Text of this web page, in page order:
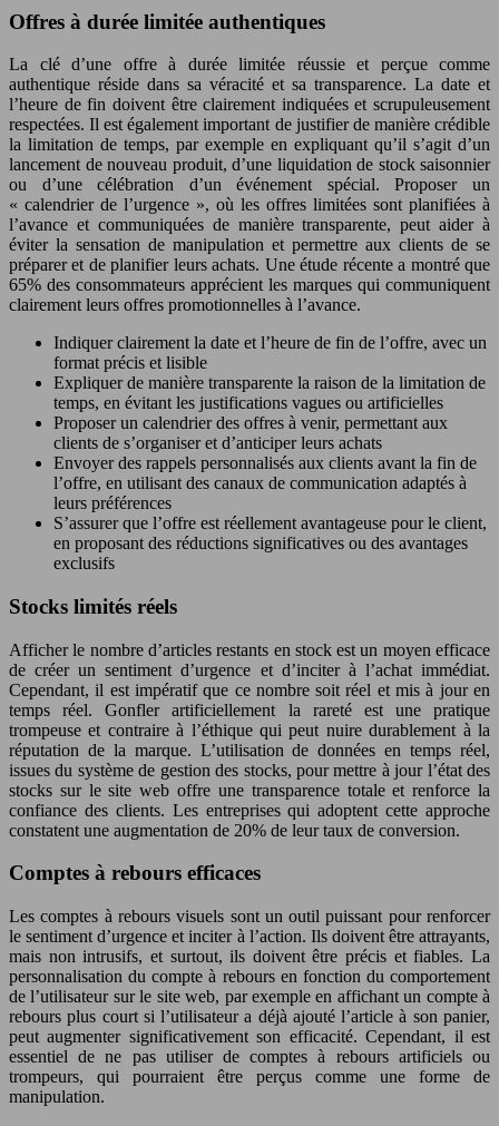
Offres à durée limitée authentiques
La clé d’une offre à durée limitée réussie et perçue comme
authentique réside dans sa véracité et sa transparence. La date et
l’heure de fin doivent être clairement indiquées et scrupuleusement
respectées. Il est également important de justifier de manière crédible
la limitation de temps, par exemple en expliquant qu’il s’agit d’un
lancement de nouveau produit, d’une liquidation de stock saisonnier
ou d’une célébration d’un événement spécial. Proposer un
« calendrier de l’urgence », où les offres limitées sont planifiées à
l’avance et communiquées de manière transparente, peut aider à
éviter la sensation de manipulation et permettre aux clients de se
préparer et de planifier leurs achats. Une étude récente a montré que
65% des consommateurs apprécient les marques qui communiquent
clairement leurs offres promotionnelles à l’avance.
Indiquer clairement la date et l’heure de fin de l’offre, avec un
format précis et lisible
Expliquer de manière transparente la raison de la limitation de
temps, en évitant les justifications vagues ou artificielles
Proposer un calendrier des offres à venir, permettant aux
clients de s’organiser et d’anticiper leurs achats
Envoyer des rappels personnalisés aux clients avant la fin de
l’offre, en utilisant des canaux de communication adaptés à
leurs préférences
S’assurer que l’offre est réellement avantageuse pour le client,
en proposant des réductions significatives ou des avantages
exclusifs
Stocks limités réels
Afficher le nombre d’articles restants en stock est un moyen efficace
de créer un sentiment d’urgence et d’inciter à l’achat immédiat.
Cependant, il est impératif que ce nombre soit réel et mis à jour en
temps réel. Gonfler artificiellement la rareté est une pratique
trompeuse et contraire à l’éthique qui peut nuire durablement à la
réputation de la marque. L’utilisation de données en temps réel,
issues du système de gestion des stocks, pour mettre à jour l’état des
stocks sur le site web offre une transparence totale et renforce la
confiance des clients. Les entreprises qui adoptent cette approche
constatent une augmentation de 20% de leur taux de conversion.
Comptes à rebours efficaces
Les comptes à rebours visuels sont un outil puissant pour renforcer
le sentiment d’urgence et inciter à l’action. Ils doivent être attrayants,
mais non intrusifs, et surtout, ils doivent être précis et fiables. La
personnalisation du compte à rebours en fonction du comportement
de l’utilisateur sur le site web, par exemple en affichant un compte à
rebours plus court si l’utilisateur a déjà ajouté l’article à son panier,
peut augmenter significativement son efficacité. Cependant, il est
essentiel de ne pas utiliser de comptes à rebours artificiels ou
trompeurs, qui pourraient être perçus comme une forme de
manipulation.